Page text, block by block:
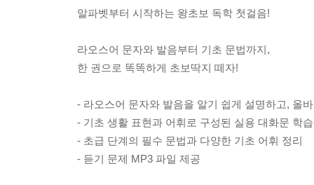
알파벳부터 시작하는 왕초보 독학 첫걸음!
라오스어 문자와 발음부터 기초 문법까지,
한 권으로 똑똑하게 초보딱지 떼자!
- 라오스어 문자와 발음을 알기 쉽게 설명하고, 올
- 기초 생활 표현과 어휘로 구성된 실용 대화문 학습
- 초급 단계의 필수 문법과 다양한 기초 어휘 정리
- 듣기 문제 MP3 파일 제공